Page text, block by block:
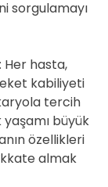
sorgulamayı
: Her hasta,
kabiliyeti
tercih
büyük
özellikleri
almak